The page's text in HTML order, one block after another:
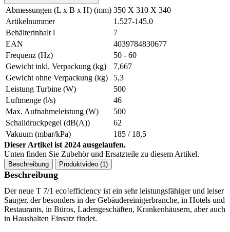
Abmessungen (L x B x H) (mm) 350 X 310 X 340
Artikelnummer
1.527-145.0
Behälterinhalt l
7
EAN
4039784830677
Frequenz (Hz)
50 - 60
Gewicht inkl. Verpackung (kg)
7,667
Gewicht ohne Verpackung (kg)
5,3
Leistung Turbine (W)
500
Luftmenge (l/s)
46
Max. Aufnahmeleistung (W)
500
Schalldruckpegel (dB(A))
62
Vakuum (mbar/kPa)
185 / 18,5
Dieser Artikel ist 2024 ausgelaufen.
Unten finden Sie Zubehör und Ersatzteile zu diesem Artikel.
Beschreibung Produktvideo (1)
Beschreibung
Der neue T 7/1 eco!efficiency ist ein sehr leistungsfähiger und leiser
Sauger, der besonders in der Gebäudereinigerbranche, in Hotels und
Restaurants, in Büros, Ladengeschäften, Krankenhäusern, aber auch
in Haushalten Einsatz findet.